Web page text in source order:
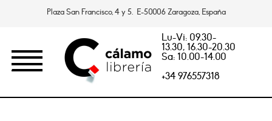
Plaza San Francisco, 4 y 5. E-50006 Zaragoza, España
Lu-Vi: 09.30-
13.30, 16.30-20.30
Sa: 10.00-14.00
+34 976557318